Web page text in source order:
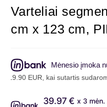
Varteliai
cm x 123 cm,
Mėnesio įmoka
EUR, kai sutartis sudaroma
39.97 € x 3 mėn.